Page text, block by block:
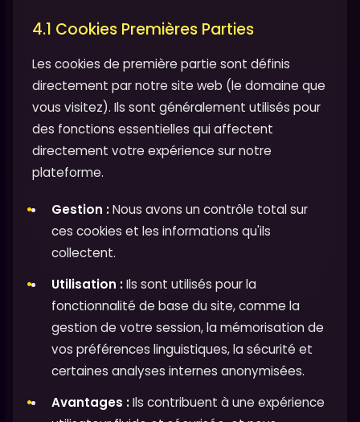
4.1 Cookies Premières Parties
Les cookies de première partie sont définis
directement par notre site web (le domaine que
vous visitez). Ils sont généralement utilisés pour
des fonctions essentielles qui affectent
directement votre expérience sur notre
plateforme.
Gestion :Nous avons un contrôle total sur
ces cookies et les informations qu'ils
collectent.
Utilisation :Ils sont utilisés pour la
fonctionnalité de base du site, comme la
gestion de votre session, la mémorisation de
vos préférences linguistiques, la sécurité et
certaines analyses internes anonymisées.
Avantages :Ils contribuent à une expérience